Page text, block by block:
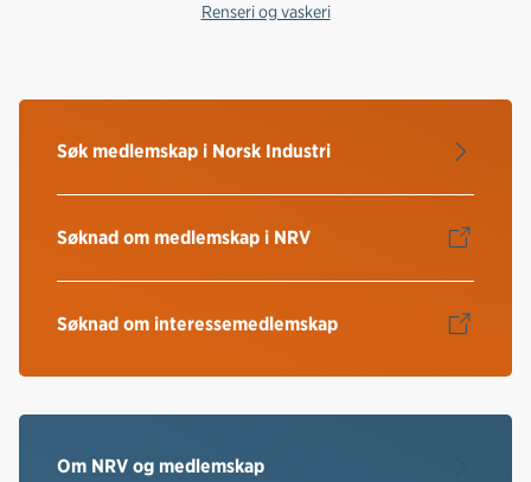
Renseri og vaskeri
Søk medlemskap i Norsk Industri
Søknad om medlemskap i NRV
Søknad om interessemedlemskap
Om NRV og medlemskap